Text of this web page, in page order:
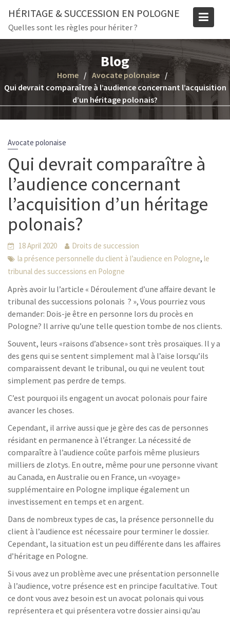
content
HÉRITAGE & SUCCESSION EN POLOGNE
Quelles sont les règles pour hériter ?
Blog
Home
Avocate polonaise
Qui devrait comparaître à l’audience concernant l’acquisition
d’un héritage polonais?
Avocate polonaise
Qui devrait comparaître à
l’audience concernant
l’acquisition d’un héritage
polonais?
18 April 2020
Droits de succession
la présence personnelle du client à l’audience en Pologne, le
tribunal des successions en Pologne
Après avoir lu l’article « Déroulement d’une affaire devant le
tribunal des successions polonais ? », Vous pourriez vous
demander: Dois-je être en personne lors du procès en
Pologne? Il arrive qu’une telle question tombe de nos clients.
Souvent, leurs «raisons d’absence» sont très prosaïques. Il y a
des gens qui se sentent simplement mal à l’aise lorsqu’ils
comparaissent devant le tribunal, ou qui ne veulent tout
simplement pas perdre de temps.
C’est pourquoi ils engagent un avocat polonais pour faire
avancer les choses.
Cependant, il arrive aussi que je gère des cas de personnes
résidant en permanence à l’étranger. La nécessité de
comparaître à l’audience coûte parfois même plusieurs
milliers de zlotys. En outre, même pour une personne vivant
au Canada, en Australie ou en France, un «voyage»
supplémentaire en Pologne implique également un
investissement en temps et en argent.
Dans de nombreux types de cas, la présence personnelle du
client à l’audience est nécessaire pour terminer le dossier.
Cependant, la situation est un peu différente dans les affaires
d’héritage en Pologne.
Si vous avez un problème avec une présentation personnelle
à l’audience, votre présence est en principe facultative. Tout
ce dont vous avez besoin est un avocat polonais qui vous
représentera et qui présentera votre dossier ainsi qu’au